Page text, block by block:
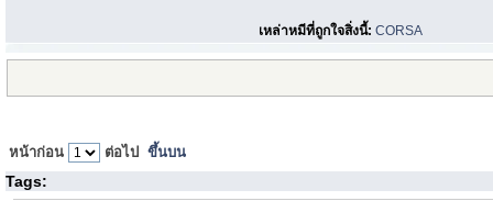
เหล่าหมีที่ถูกใจสิ่งนี้:CORSA
หน้าก่อน ต่อไป ขึ้นบน
Tags: